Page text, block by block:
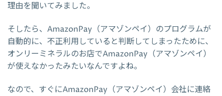
理由を聞いてみました。
そしたら、AmazonPay（アマゾンペイ）のプログラムが
自動的に、不正利用していると判断してしまったために、
オンリーミネラルのお店でAmazonPay（アマゾンペイ）
が使えなかったみたいなんですよね。
なので、すぐにAmazonPay（アマゾンペイ）会社に連絡